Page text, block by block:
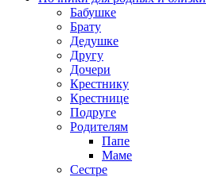
Бабушке
Брату
Дедушке
Другу
Дочери
Крестнику
Крестнице
Подруге
Родителям
Папе
Маме
Сестре